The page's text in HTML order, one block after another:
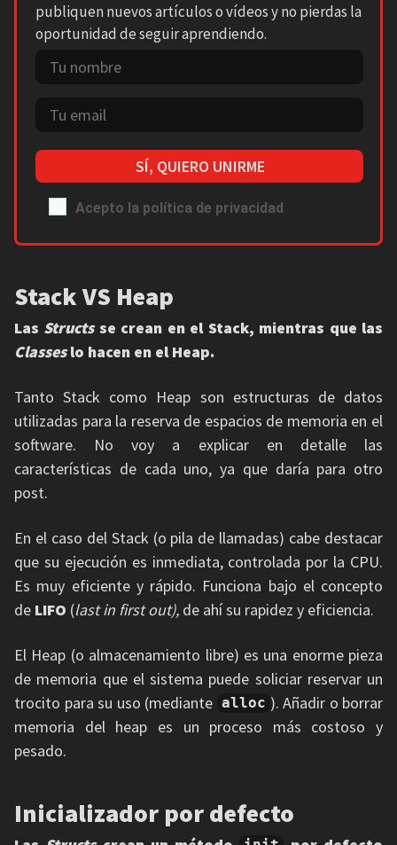
publiquen nuevos artículos o vídeos y no pierdas la
oportunidad de seguir aprendiendo.
SÍ, QUIERO UNIRME
Acepto la política de privacidad
Stack VS Heap
Las Structsse crean en el Stack, mientras que las
Classeslo hacen en el Heap.
Tanto Stack como Heap son estructuras de datos
utilizadas para la reserva de espacios de memoria en el
software. No voy a explicar en detalle las
características de cada uno, ya que daría para otro
post.
En el caso del Stack (o pila de llamadas) cabe destacar
que su ejecución es inmediata, controlada por la CPU.
Es muy eficiente y rápido. Funciona bajo el concepto
de LIFO (last in first out), de ahí su rapidez y eficiencia.
El Heap (o almacenamiento libre) es una enorme pieza
de memoria que el sistema puede soliciar reservar un
trocito para su uso (mediante alloc ). Añadir o borrar
memoria del heap es un proceso más costoso y
pesado.
Inicializador por defecto